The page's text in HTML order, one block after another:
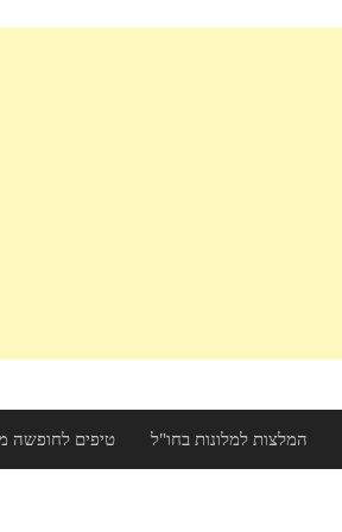
המלצות למלונות בחו"ל טיפים לחופשה